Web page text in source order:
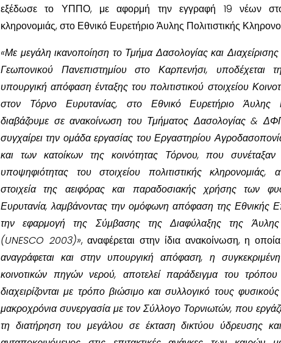
εξέδωσε το ΥΠΠΟ, με αφορμή την εγγραφή 19 νέων
κληρονομιάς, στο Εθνικό Ευρετήριο Άυλης Πολιτιστικής
«Με μεγάλη ικανοποίηση το Τμήμα Δασολογίας και
Γεωπονικού Πανεπιστημίου στο Καρπενήσι, υποδέχεται
υπουργική απόφαση ένταξης του πολιτιστικού στοιχείου
στον Τόρνο Ευρυτανίας, στο Εθνικό Ευρετήριο Άυλης
διαβάζουμε σε ανακοίνωση του Τμήματος Δασολογίας &
συγχαίρει την ομάδα εργασίας του Εργαστηρίου
και των κατοίκων της κοινότητας Τόρνου, που
υποψηφιότητας του στοιχείου πολιτιστικής κληρονομιάς,
στοιχεία της αειφόρας και παραδοσιακής χρήσης των
Ευρυτανία, λαμβάνοντας την ομόφωνη απόφαση της Εθνικής
την εφαρμογή της Σύμβασης της Διαφύλαξης της Άυλης
(UNESCO 2003)», αναφέρεται στην ίδια ανακοίνωση, η
αναγράφεται και στην υπουργική απόφαση, η
κοινοτικών πηγών νερού, αποτελεί παράδειγμα του τρόπου
διαχειρίζονται με τρόπο βιώσιμο και συλλογικό τους
μακροχρόνια συνεργασία με τον Σύλλογο Τορνιωτών, που
τη διατήρηση του μεγάλου σε έκταση δικτύου ύδρευσης